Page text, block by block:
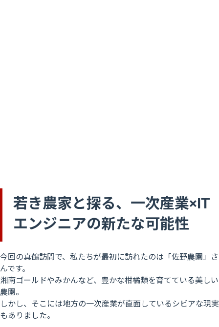
若き農家と探る、一次産業×IT
エンジニアの新たな可能性
今回の真鶴訪問で、私たちが最初に訪れたのは「佐野農園」さ
んです。
湘南ゴールドやみかんなど、豊かな柑橘類を育てている美しい
農園。
しかし、そこには地方の一次産業が直面しているシビアな現実
もありました。